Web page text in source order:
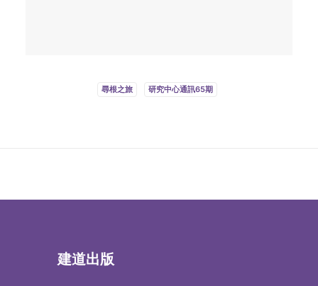
尋根之旅 研究中心通訊65期
建道出版